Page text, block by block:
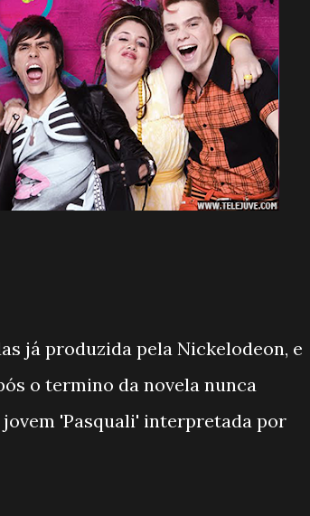
já produzida pela Nickelodeon, e
o termino da novela nunca
'Pasquali' interpretada por